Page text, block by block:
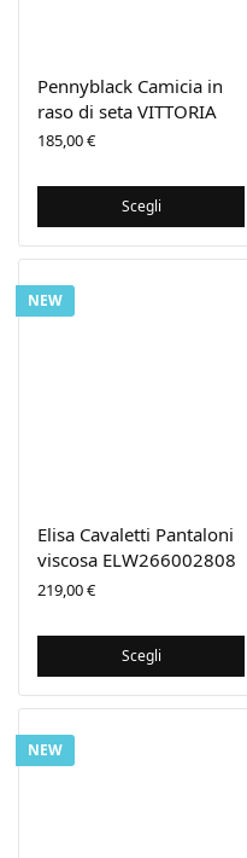
Pennyblack Camicia in
raso di seta VITTORIA
185,00€
Scegli
NEW
Elisa Cavaletti Pantaloni
viscosa ELW266002808
219,00€
Scegli
NEW